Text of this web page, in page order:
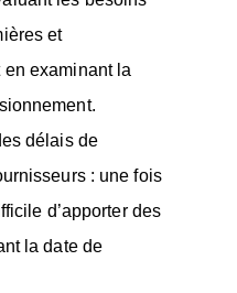
et
examinant la
délais de
: une fois
d’apporter des
la date de